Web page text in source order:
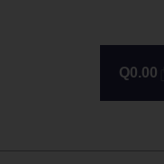
Q0.00